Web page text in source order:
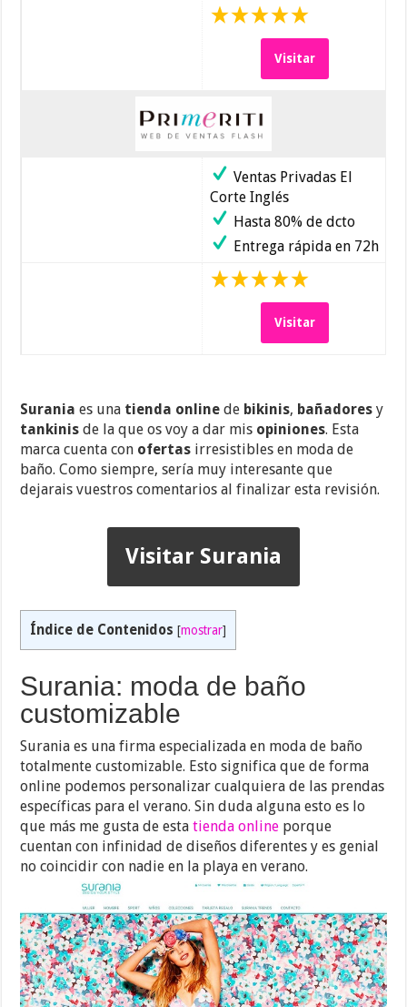
Visitar
Ventas Privadas El
Corte Inglés
Hasta 80% de dcto
Entrega rápida en 72h
Visitar
Suraniaes una tienda online de bikinis, bañadoresy
tankinis de la que os voy a dar mis opiniones. Esta
marca cuenta con ofertas irresistibles en moda de
baño. Como siempre, sería muy interesante que
dejarais vuestros comentarios al finalizar esta revisión.
Visitar Surania
Índice de Contenidos [mostrar]
Surania: moda de baño
customizable
Surania es una firma especializada en moda de baño
totalmente customizable. Esto significa que de forma
online podemos personalizar cualquiera de las prendas
específicas para el verano. Sin duda alguna esto es lo
que más me gusta de estatienda online porque
cuentan con infinidad de diseños diferentes y es genial
no coincidir con nadie en la playa en verano.